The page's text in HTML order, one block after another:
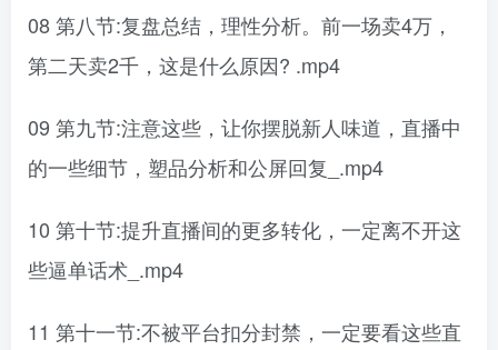
08 第八节:复盘总结，理性分析。前一场卖4万，
第二天卖2千，这是什么原因? .mp4
09 第九节:注意这些，让你摆脱新人味道，直播中
的一些细节，塑品分析和公屏回复_.mp4
10 第十节:提升直播间的更多转化，一定离不开这
些逼单话术_.mp4
11 第十一节:不被平台扣分封禁，一定要看这些直